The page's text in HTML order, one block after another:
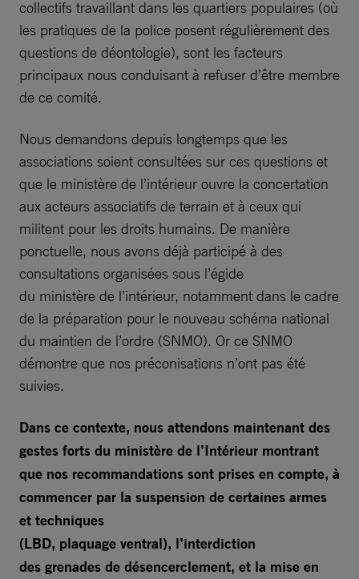
collectifs travaillant dans les quartiers populaires (où
les pratiques de la police posent régulièrement des
questions de déontologie), sont les facteurs
principaux nous conduisant à refuser d’être membre
de ce comité.
Nous demandons depuis longtemps que les
associations soient consultées sur ces questions et
que le ministère de l’intérieur ouvre la concertation
aux acteurs associatifs de terrain et à ceux qui
militent pour les droits humains. De manière
ponctuelle, nous avons déjà participé à des
consultations organisées sous l’égide
du ministère de l’intérieur, notamment dans le cadre
de la préparation pour le nouveau schéma national
du maintien de l’ordre (SNMO). Or ce SNMO
démontre que nos préconisations n’ont pas été
suivies.
Dans ce contexte, nous attendons maintenant des
gestes forts du ministère de l’Intérieur montrant
que nos recommandations sont prises en compte, à
commencer par la suspension de certaines armes
et techniques
(LBD, plaquage ventral), l’interdiction
des grenades de désencerclement, et la mise en